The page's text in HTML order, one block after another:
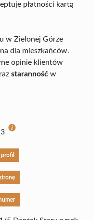
płatności kartą
w Zielonej Górze
dla mieszkańców.
opinie klientów
staranność w